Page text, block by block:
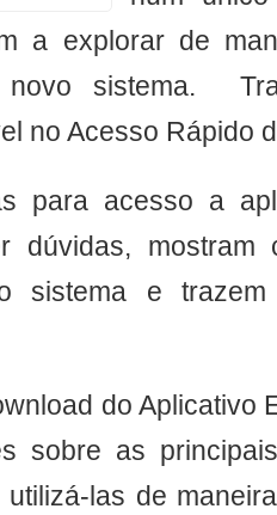
a explorar de
novo sistema.
no Acesso Rápido
para acesso a
dúvidas, mostram
sistema e
do Aplicativo
sobre as
las de